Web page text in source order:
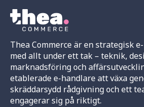
Thea Commerce är en strategisk
med allt under ett tak – teknik,
marknadsföring och
etablerade e-handlare att växa
skräddarsydd rådgivning och ett
engagerar sig på riktigt.